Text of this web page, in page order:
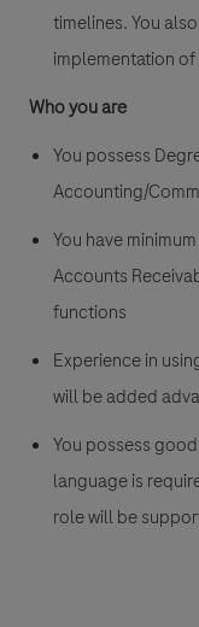
timelines. You
implementation
Who you are
You possess
Accounting/
You have
Accounts
functions
Experience in
will be added
You possess
language is
role will be